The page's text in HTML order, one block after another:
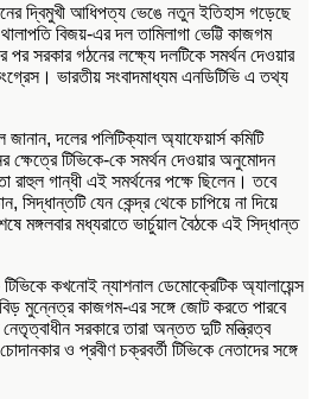
দ্বিমুখী আধিপত্য ভেঙে নতুন ইতিহাস গড়েছে
থালাপতি বিজয়-এর দলতামিলাগা ভেট্টি কাজগম
পর সরকার গঠনের লক্ষ্যে দলটিকে সমর্থন দেওয়ার
। ভারতীয় সংবাদমাধ্যম এনডিটিভি এ তথ্য
জানান, দলের পলিটিক্যাল অ্যাফেয়ার্স কমিটি
ক্ষেত্রে টিভিকে-কে সমর্থন দেওয়ার অনুমোদন
রাহুল গান্ধী এই সমর্থনের পক্ষে ছিলেন। তবে
সিদ্ধান্তটি যেন কেন্দ্র থেকে চাপিয়ে না দিয়ে
মঙ্গলবার মধ্যরাতে ভার্চুয়াল বৈঠকে এই সিদ্ধান্ত
টিভিকে কখনোইন্যাশনাল ডেমোক্রেটিক অ্যালায়েন্স
মুন্নেত্র কাজগম-এর সঙ্গে জোট করতে পারবে
সরকারে তারা অন্তত দুটি মন্ত্রিত্ব
ও প্রবীণ চক্রবর্তী টিভিকে নেতাদের সঙ্গে